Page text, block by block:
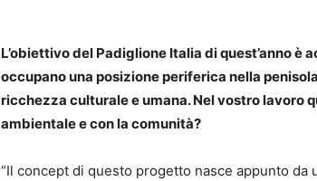
L’obiettivo del Padiglione Italia di quest’anno
occupano una posizione periferica nella
ricchezza culturale e umana. Nel vostro lavoro
ambientale e con la comunità?
“Il concept di questo progetto nasce appunto